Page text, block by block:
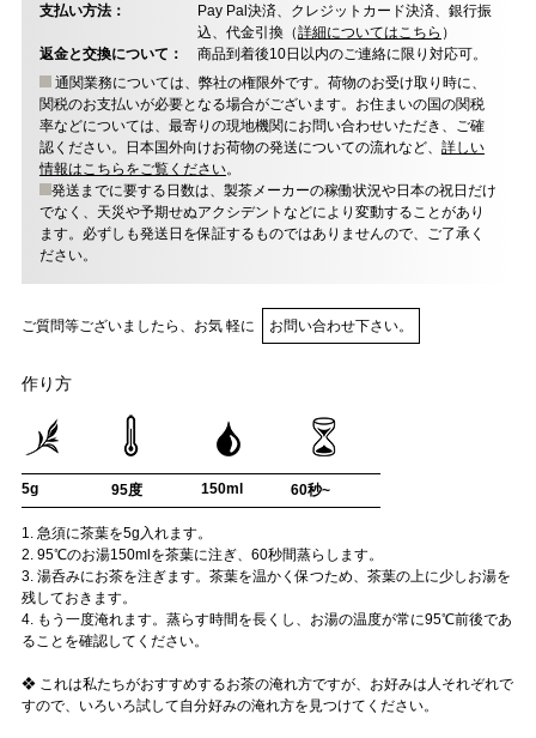
支払い方法：
Pay Pal決済、クレジットカード決済、銀行振
込、代金引換（詳細についてはこちら ）
返金と交換について：
商品到着後10日以内のご連絡に限り対応可。
通関業務については、弊社の権限外です。荷物のお受け取り時に、
関税のお支払いが必要となる場合がございます。お住まいの国の関税
率などについては、最寄りの現地機関にお問い合わせいただき、ご確
認ください。日本国外向けお荷物の発送についての流れなど、 詳しい
情報はこちらをご覧ください。
発送までに要する日数は、製茶メーカーの稼働状況や日本の祝日だけ
でなく、天災や予期せぬアクシデントなどにより変動することがあり
ます。必ずしも発送日を保証するものではありませんので、ご了承く
ださい。
ご質問等ございましたら、お気 軽に お問い合わせ下さい。
作り方
5g 95度 150ml 60秒~
1. 急須に茶葉を5g入れます。
2. 95℃のお湯150mlを茶葉に注ぎ、60秒間蒸らします。
3. 湯呑みにお茶を注ぎます。茶葉を温かく保つため、茶葉の上に少しお湯を
残しておきます。
4. もう一度淹れます。蒸らす時間を長くし、お湯の温度が常に95℃前後であ
ることを確認してください。
❖ これは私たちがおすすめするお茶の淹れ方ですが、お好みは人それぞれで
すので、いろいろ試して自分好みの淹れ方を見つけてください。